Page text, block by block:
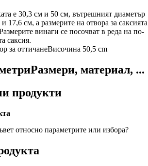
е 30,3 см и 50 см, вътрешният диаметър
17,6 см, а размерите на отвора за саксията
винаги се посочват в реда на по-
саксия.
за оттичанеВисочина 50,5 cm
Размери, материал, ...
продукти
относно параметрите или избора?